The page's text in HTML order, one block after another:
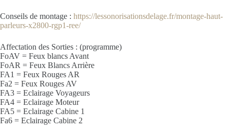
Conseils de montage : https://lessonorisationsdelage.fr/montage-haut-
parleurs-x2800-rgp1-ree/
Affectation des Sorties : (programme)
FoAV = Feux blancs Avant
FoAR = Feux Blancs Arrière
FA1 = Feux Rouges AR
Fa2 = Feux Rouges AV
FA3 = Eclairage Voyageurs
FA4 = Eclairage Moteur
FA5 = Eclairage Cabine 1
Fa6 = Eclairage Cabine 2